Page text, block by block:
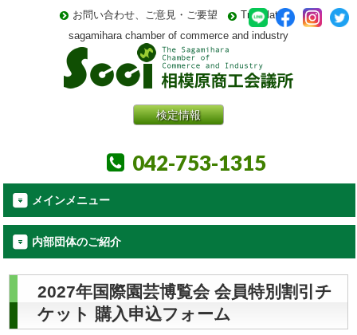
sagamihara chamber of commerce and industry
お問い合わせ、ご意見・ご要望 Translate
検定情報
042-753-1315
メインメニュー
内部団体のご紹介
2027年国際園芸博覧会 会員特別割引チ
ケット 購入申込フォーム